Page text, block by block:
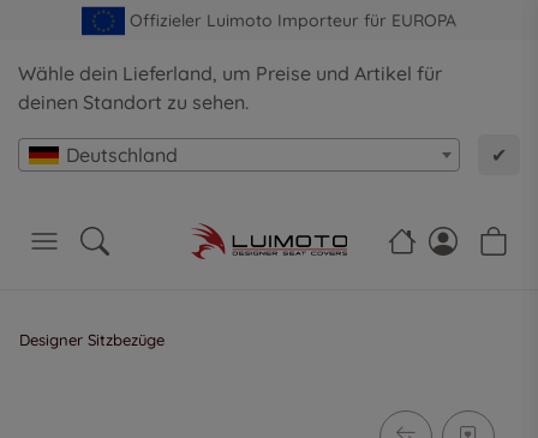
Offizieler Luimoto Importeur für EUROPA
Wähle dein Lieferland, um Preise und Artikel für
deinen Standort zu sehen.
Deutschland ✔
Designer Sitzbezüge